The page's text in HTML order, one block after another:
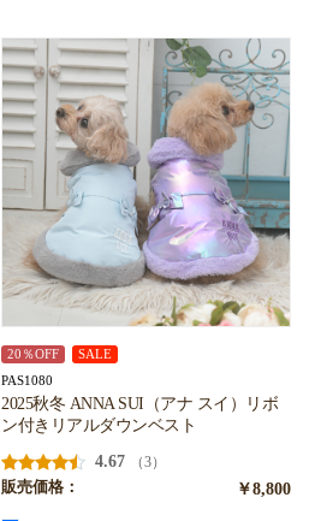
20％OFF SALE
PAS1080
2025秋冬 ANNA SUI（アナ スイ）リボ
ン付きリアルダウンベスト
4.67
（3）
販売価格：
￥8,800